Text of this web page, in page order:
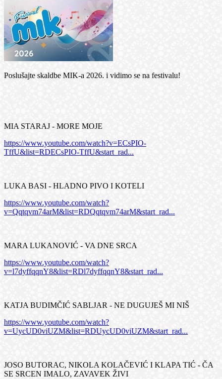
Poslušajte skaldbe MIK-a 2026. i vidimo se na festivalu!
MIA STARAJ - MORE MOJE
https://www.youtube.com/watch?v=ECsPIO-
TffU&list=RDECsPIO-TffU&start_rad...
LUKA BASI - HLADNO PIVO I KOTELI
https://www.youtube.com/watch?
v=Qqtqvm74arM&list=RDQqtqvm74arM&start_rad...
MARA LUKANOVIĆ - VA DNE SRCA
https://www.youtube.com/watch?
v=l7dyffqqnY8&list=RDl7dyffqqnY8&start_rad...
KATJA BUDIMČIĆ SABLJAR - NE DUGUJEŠ MI NIŠ
https://www.youtube.com/watch?
v=UycUD0viUZM&list=RDUycUD0viUZM&start_rad...
JOSO BUTORAC, NIKOLA KOLAČEVIĆ I KLAPA TIĆ - ČA
SE SRCEN IMALO, ZAVAVEK ŽIVI